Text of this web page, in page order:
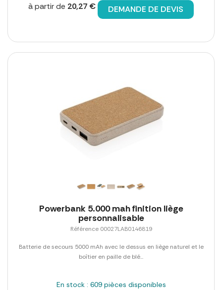
à partir de 20,27 € DEMANDE DE DEVIS
Powerbank 5.000 mah finition liège
personnalisable
Référence 00027LAB0146819
Batterie de secours 5000 mAh avec le dessus en liège naturel et le
boîtier en paille de blé...
En stock : 609 pièces disponibles